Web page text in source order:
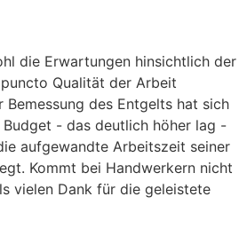
die Erwartungen hinsichtlich der
Qualität der Arbeit
des Entgelts hat sich
- das deutlich höher lag -
aufgewandte Arbeitszeit seiner
Kommt bei Handwerkern nicht
vielen Dank für die geleistete